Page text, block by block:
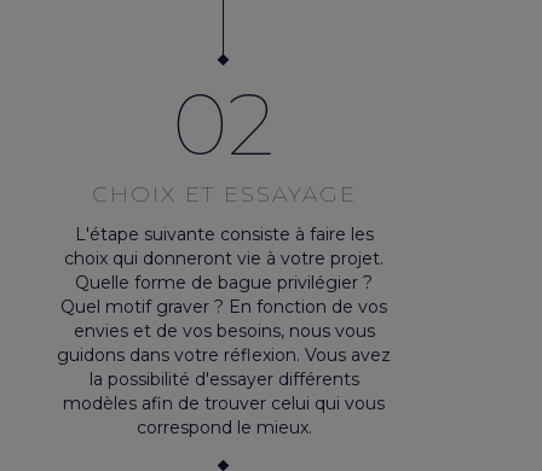
02
CHOIX ET ESSAYAGE
L'étape suivante consiste à faire les
choix qui donneront vie à votre projet.
Quelle forme de bague privilégier ?
Quel motif graver ? En fonction de vos
envies et de vos besoins, nous vous
guidons dans votre réflexion. Vous avez
la possibilité d'essayer différents
modèles afin de trouver celui qui vous
correspond le mieux.